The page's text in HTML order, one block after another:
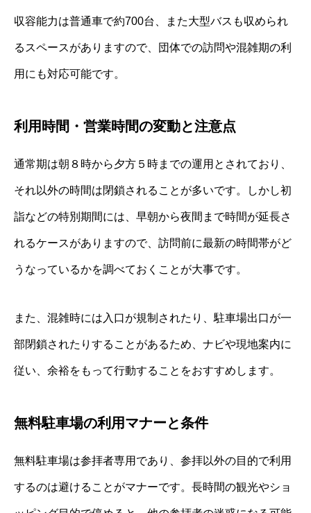
収容能力は普通車で約700台、また大型バスも収められ
るスペースがありますので、団体での訪問や混雑期の利
用にも対応可能です。
利用時間・営業時間の変動と注意点
通常期は朝８時から夕方５時までの運用とされており、
それ以外の時間は閉鎖されることが多いです。しかし初
詣などの特別期間には、早朝から夜間まで時間が延長さ
れるケースがありますので、訪問前に最新の時間帯がど
うなっているかを調べておくことが大事です。
また、混雑時には入口が規制されたり、駐車場出口が一
部閉鎖されたりすることがあるため、ナビや現地案内に
従い、余裕をもって行動することをおすすめします。
無料駐車場の利用マナーと条件
無料駐車場は参拝者専用であり、参拝以外の目的で利用
するのは避けることがマナーです。長時間の観光やショ